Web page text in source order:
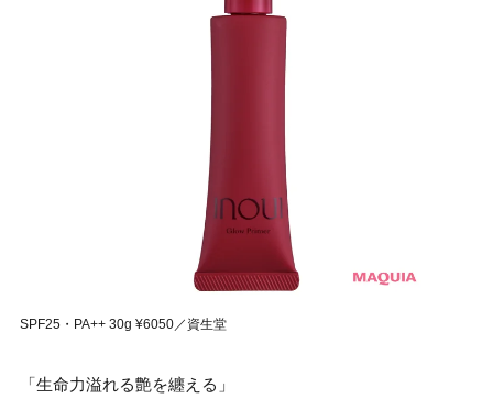
SPF25・PA++ 30g ¥6050／資生堂
「生命力溢れる艶を纏える」